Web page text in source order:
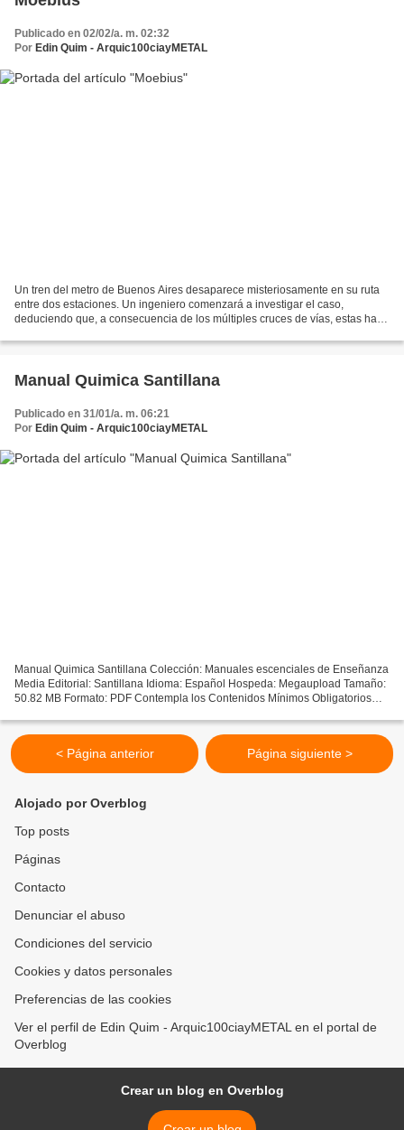
Publicado en 02/02/a. m. 02:32
Por Edin Quim - Arquic100ciayMETAL
Un tren del metro de Buenos Aires desaparece misteriosamente en su ruta
entre dos estaciones. Un ingeniero comenzará a investigar el caso,
deduciendo que, a consecuencia de los múltiples cruces de vías, estas han
Manual Quimica Santillana
Publicado en 31/01/a. m. 06:21
Por Edin Quim - Arquic100ciayMETAL
Manual Quimica Santillana Colección: Manuales escenciales de Enseñanza
Media Editorial: Santillana Idioma: Español Hospeda: Megaupload Tamaño:
50.82 MB Formato: PDF Contempla los Contenidos Mínimos Obligatorios
< Página anterior Página siguiente >
Alojado por Overblog
Top posts
Páginas
Contacto
Denunciar el abuso
Condiciones del servicio
Cookies y datos personales
Preferencias de las cookies
Ver el perfil de Edin Quim - Arquic100ciayMETAL en el portal de
Overblog
Crear un blog en Overblog